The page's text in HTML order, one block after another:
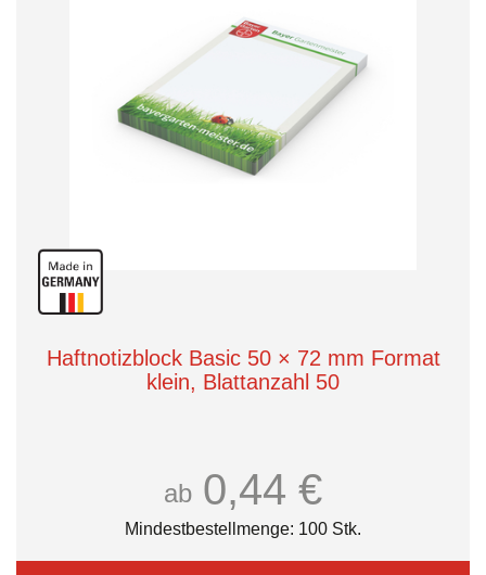
Haftnotizblock Basic 50 × 72 mm Format
klein, Blattanzahl 50
ab 0,44 €
Mindestbestellmenge: 100 Stk.